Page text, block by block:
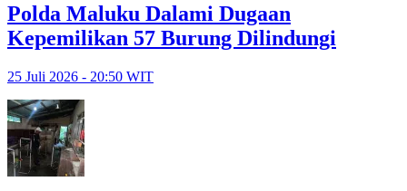
Polda Maluku Dalami Dugaan
Kepemilikan 57 Burung Dilindungi
25 Juli 2026 - 20:50 WIT